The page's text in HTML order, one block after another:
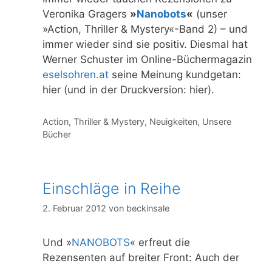
Veronika Gragers »Nanobots« (unser
»Action, Thriller & Mystery«-Band 2) – und
immer wieder sind sie positiv. Diesmal hat
Werner Schuster im Online-Büchermagazin
eselsohren.at seine Meinung kundgetan:
hier (und in der Druckversion: hier).
Kategorien
Action, Thriller & Mystery, Neuigkeiten, Unsere
Bücher
Einschläge in Reihe
2. Februar 2012 von beckinsale
Und »NANOBOTS« erfreut die
Rezensenten auf breiter Front: Auch der